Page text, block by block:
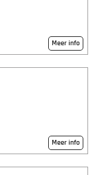
Meer info
Meer info